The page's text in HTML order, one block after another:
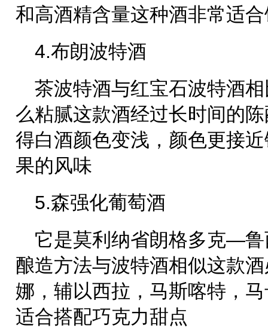
和高酒精含量这种酒非常适
4.布朗波特酒
茶波特酒与红宝石波特酒
么粘腻这款酒经过长时间的
得白酒颜色变浅，颜色更接
果的风味
5.森强化葡萄酒
它是莫利纳省朗格多克—
酿造方法与波特酒相似这款
娜，辅以西拉，马斯喀特，
适合搭配巧克力甜点